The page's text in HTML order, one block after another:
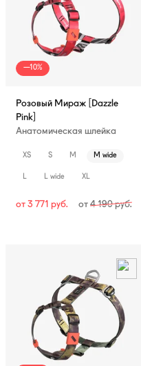
—10%
Розовый Мираж [Dazzle
Pink]
Анатомическая шлейка
XS S M M wide
L L wide XL
от 3 771 руб. от4 190руб.